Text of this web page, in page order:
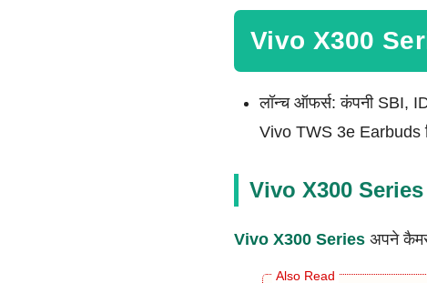
Vivo X300
लॉन्च ऑफर्स: कंपनी SBI,
Vivo TWS 3e Earbuds
Vivo X300
Vivo X300 Series अपने